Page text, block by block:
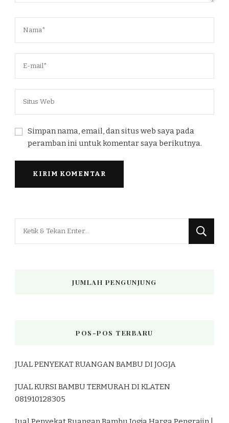
Simpan nama, email, dan situs web saya pada
peramban ini untuk komentar saya berikutnya.
JUMLAH PENGUNJUNG
POS-POS TERBARU
JUAL PENYEKAT RUANGAN BAMBU DI JOGJA
JUAL KURSI BAMBU TERMURAH DI KLATEN
081910128305